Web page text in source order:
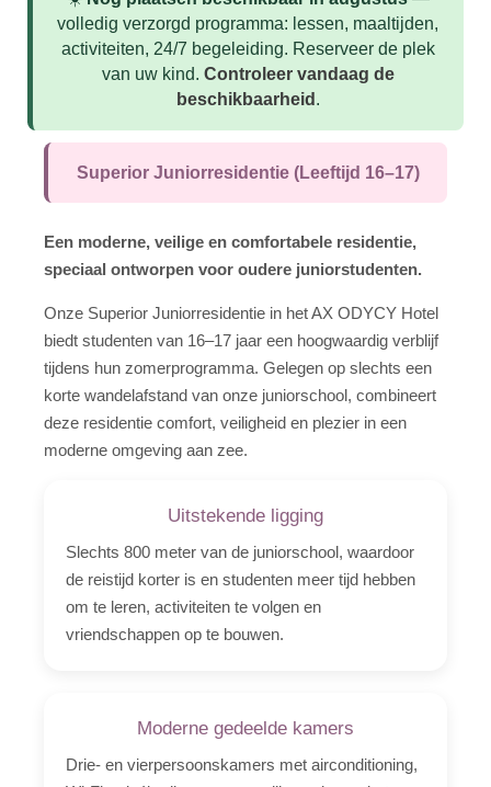
Zomercampus
Cursussen
Accommodatie
Superieur Verblijf
Gastgezin
Groepsleiders
Prijzen & Data
Pakketten
Foto's
Offerte
Video
volledig verzorgd programma: lessen, maaltijden,
activiteiten, 24/7 begeleiding. Reserveer de plek
van uw kind. Controleer vandaag de
beschikbaarheid .
Superior Juniorresidentie (Leeftijd 16–17)
Een moderne, veilige en comfortabele residentie,
speciaal ontworpen voor oudere juniorstudenten.
Onze Superior Juniorresidentie in het AX ODYCY Hotel
biedt studenten van 16–17 jaar een hoogwaardig verblijf
tijdens hun zomerprogramma. Gelegen op slechts een
korte wandelafstand van onze juniorschool, combineert
deze residentie comfort, veiligheid en plezier in een
moderne omgeving aan zee.
Uitstekende ligging
Slechts 800 meter van de juniorschool, waardoor
de reistijd korter is en studenten meer tijd hebben
om te leren, activiteiten te volgen en
vriendschappen op te bouwen.
Moderne gedeelde kamers
Drie- en vierpersoonskamers met airconditioning,